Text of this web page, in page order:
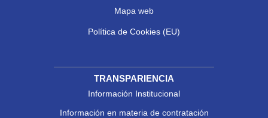
Mapa web
Política de Cookies (EU)
TRANSPARIENCIA
Información Institucional
Información en materia de contratación